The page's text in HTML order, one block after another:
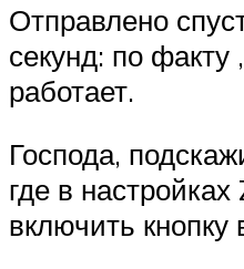
Отправлено
секунд: по факту
работает.
Господа,
где в
включить кнопку